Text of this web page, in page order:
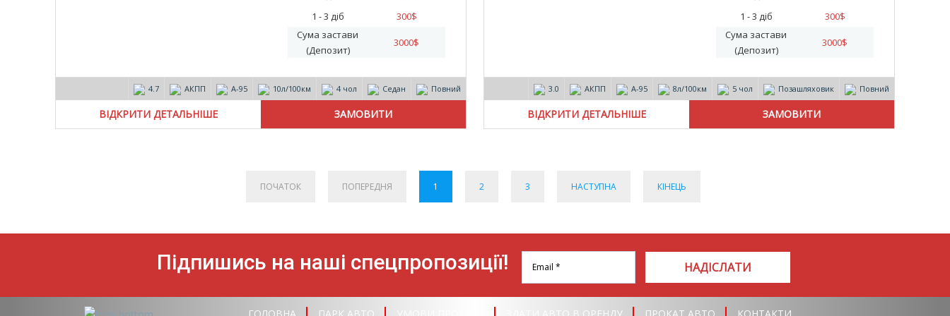
1 - 3 діб
300$
Сума застави
(Депозит)
3000$
4.7 АКПП А-95 10л/100км 4 чол Седан Повний
ВІДКРИТИ ДЕТАЛЬНІШЕ
1 - 3 діб
300$
Сума застави
(Депозит)
3000$
3.0 АКПП А-95 8л/100км 5 чол Позашляховик Повний
ВІДКРИТИ ДЕТАЛЬНІШЕ
ПОЧАТОК ПОПЕРЕДНЯ 1 2 3 НАСТУПНА КІНЕЦЬ
Підпишись на наші спецпропозиції! НАДІСЛАТИ
ГОЛОВНА ПАРК АВТО ЗДАТИ АВТО В ОРЕНДУ ПРОКАТ АВТО КОНТАКТИ